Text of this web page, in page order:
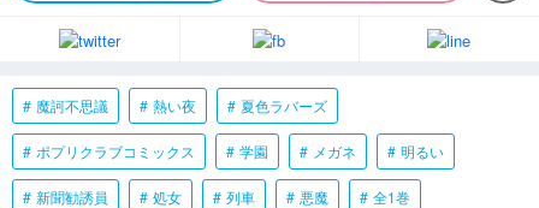
魔訶不思議 熱い夜 夏色ラバーズ
ポプリクラブコミックス 学園 メガネ 明るい
新聞勧誘員 処女 列車 悪魔 全1巻